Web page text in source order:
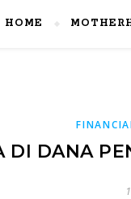
HOME
DI DANA